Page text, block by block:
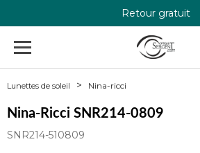
Retour gratuit
+33 4 79 24 76 84
Lunettes de soleil Nina-ricci
Nina-Ricci SNR214-0809
SNR214-510809